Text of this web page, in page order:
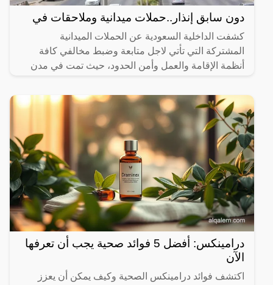
دون سابق إنذار..حملات ميدانية وملاحقات في
كشفت الداخلية السعودية عن الحملات الميدانية
المشتركة التي تأتي لاجل متابعة وضبط مخالفي كافة
أنظمة الإقامة والعمل وأمن الحدود، حيث تمت في مدن
درامينكس: أفضل 5 فوائد صحية يجب أن تعرفها
الآن
اكتشف فوائد درامينكس الصحية وكيف يمكن أن يعزز